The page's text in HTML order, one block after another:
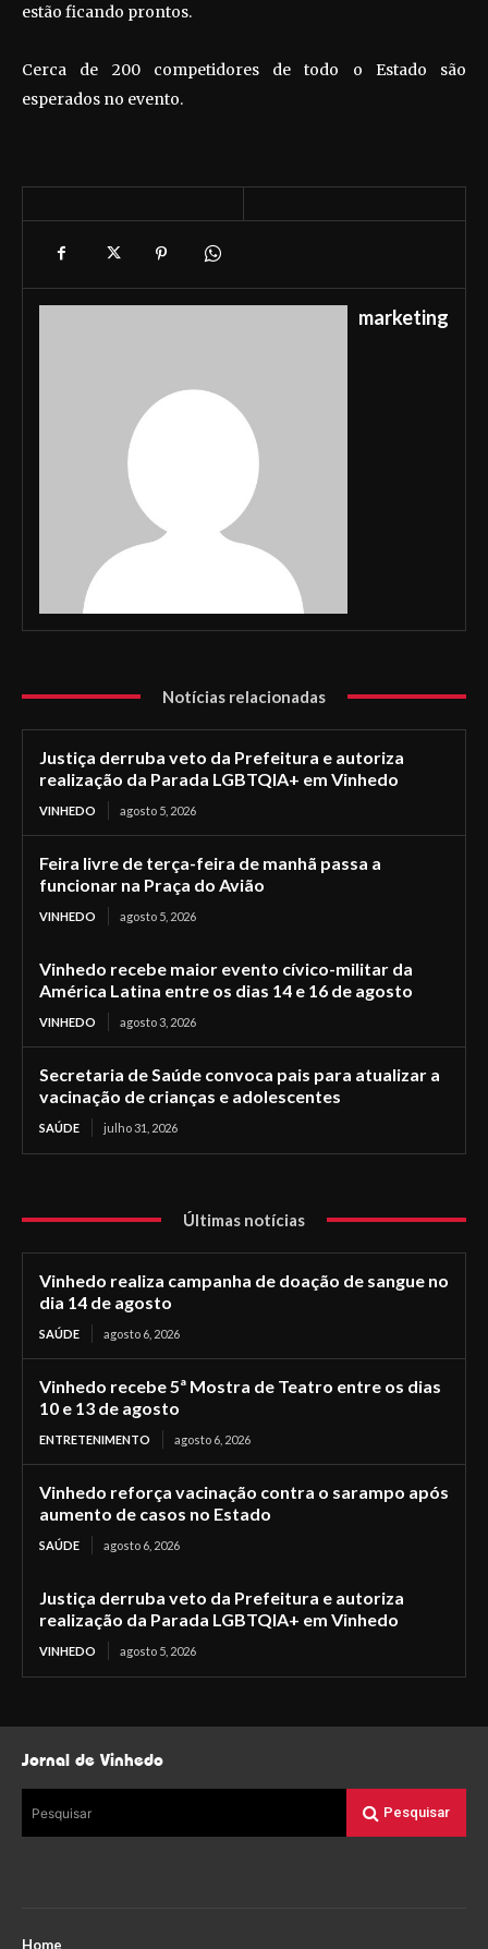
estão ficando prontos.
Cerca de 200 competidores de todo o Estado são
esperados no evento.
marketing
Notícias relacionadas
Justiça derruba veto da Prefeitura e autoriza
realização da Parada LGBTQIA+ em Vinhedo
VINHEDO agosto 5, 2026
Feira livre de terça-feira de manhã passa a
funcionar na Praça do Avião
VINHEDO agosto 5, 2026
Vinhedo recebe maior evento cívico-militar da
América Latina entre os dias 14 e 16 de agosto
VINHEDO agosto 3, 2026
Secretaria de Saúde convoca pais para atualizar a
vacinação de crianças e adolescentes
SAÚDE julho 31, 2026
Últimas notícias
Vinhedo realiza campanha de doação de sangue no
dia 14 de agosto
SAÚDE agosto 6, 2026
Vinhedo recebe 5ª Mostra de Teatro entre os dias
10 e 13 de agosto
ENTRETENIMENTO agosto 6, 2026
Vinhedo reforça vacinação contra o sarampo após
aumento de casos no Estado
SAÚDE agosto 6, 2026
Justiça derruba veto da Prefeitura e autoriza
realização da Parada LGBTQIA+ em Vinhedo
VINHEDO agosto 5, 2026
Jornal de Vinhedo
Pesquisar Pesquisar
Home